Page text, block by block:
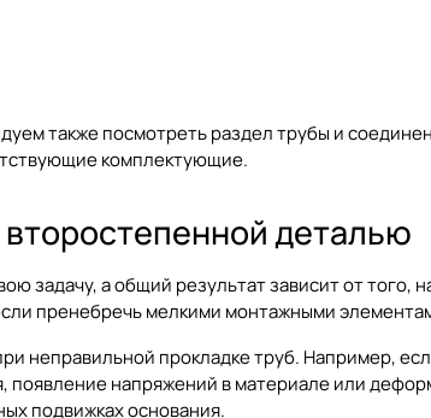
также посмотреть разделтрубы и
комплектующие.
деталью
задачу, а общий результат зависит от
пренебречь мелкими монтажными
неправильной прокладке труб. Например,
напряжений в материале или
подвижках основания.